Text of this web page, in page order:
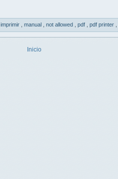
imprimir manual not allowed pdf pdf printer
Inicio